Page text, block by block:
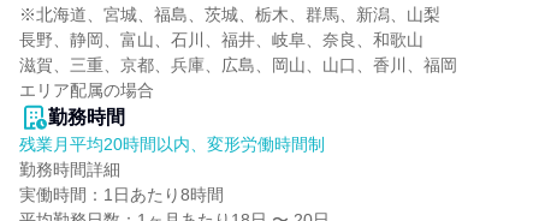
※北海道、宮城、福島、茨城、栃木、群馬、新潟、山梨
長野、静岡、富山、石川、福井、岐阜、奈良、和歌山
滋賀、三重、京都、兵庫、広島、岡山、山口、香川、福岡
エリア配属の場合
勤務時間
残業月平均20時間以内、変形労働時間制
勤務時間詳細
実働時間：1日あたり8時間